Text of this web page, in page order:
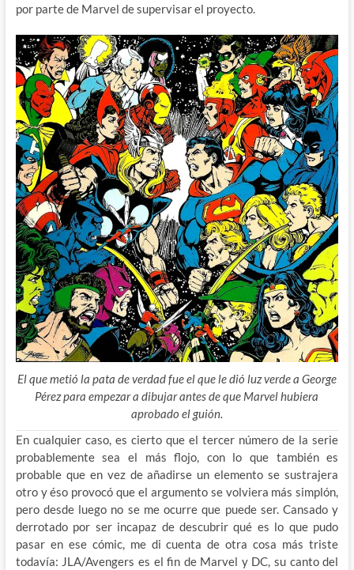
por parte de Marvel de supervisar el proyecto.
El que metió la pata de verdad fue el que le dió luz verde a George
Pérez para empezar a dibujar antes de que Marvel hubiera
aprobado el guión.
En cualquier caso, es cierto que el tercer número de la serie
probablemente sea el más flojo, con lo que también es
probable que en vez de añadirse un elemento se sustrajera
otro y éso provocó que el argumento se volviera más simplón,
pero desde luego no se me ocurre que puede ser. Cansado y
derrotado por ser incapaz de descubrir qué es lo que pudo
pasar en ese cómic, me di cuenta de otra cosa más triste
todavía: JLA/Avengers es el fin de Marvel y DC, su canto del